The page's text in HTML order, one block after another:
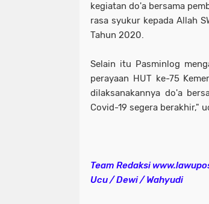
kegiatan do'a bersama
rasa syukur kepada Allah
Tahun 2020.
Selain itu Pasminlog
perayaan HUT ke-75
dilaksanakannya do'a
Covid-19 segera berakhir,"
Team Redaksi
Ucu / Dewi / Wahyudi